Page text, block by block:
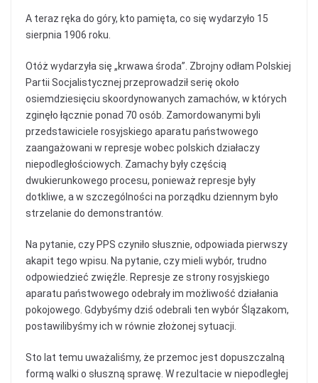
A teraz ręka do góry, kto pamięta, co się wydarzyło 15
sierpnia 1906 roku.
Otóż wydarzyła się „krwawa środa”. Zbrojny odłam Polskiej
Partii Socjalistycznej przeprowadził serię około
osiemdziesięciu skoordynowanych zamachów, w których
zginęło łącznie ponad 70 osób. Zamordowanymi byli
przedstawiciele rosyjskiego aparatu państwowego
zaangażowani w represje wobec polskich działaczy
niepodległościowych. Zamachy były częścią
dwukierunkowego procesu, ponieważ represje były
dotkliwe, a w szczególności na porządku dziennym było
strzelanie do demonstrantów.
Na pytanie, czy PPS czyniło słusznie, odpowiada pierwszy
akapit tego wpisu. Na pytanie, czy mieli wybór, trudno
odpowiedzieć zwięźle. Represje ze strony rosyjskiego
aparatu państwowego odebrały im możliwość działania
pokojowego. Gdybyśmy dziś odebrali ten wybór Ślązakom,
postawilibyśmy ich w równie złożonej sytuacji.
Sto lat temu uważaliśmy, że przemoc jest dopuszczalną
formą walki o słuszną sprawę. W rezultacie w niepodległej